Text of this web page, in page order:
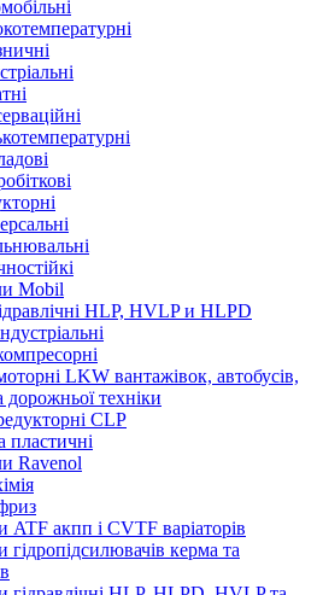
Mobil
HLP, HVLP и HLPD
LKW вантажівок, автобусів,
дорожньої техніки
CLP
пластичні
Ravenol
ATF акпп і CVTF варіаторів
гідропідсилювачів керма та